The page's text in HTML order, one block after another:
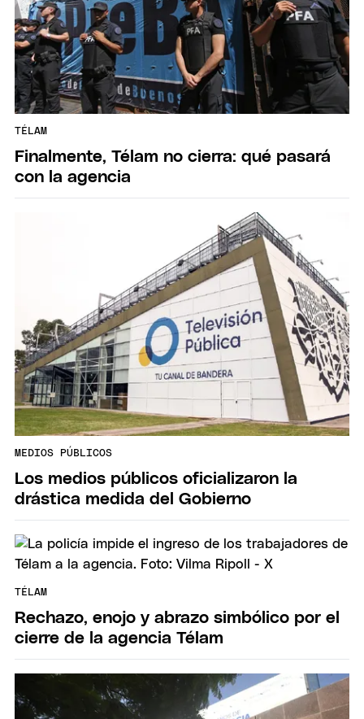
TÉLAM
Finalmente, Télam no cierra: qué pasará
con la agencia
MEDIOS PÚBLICOS
Los medios públicos oficializaron la
drástica medida del Gobierno
TÉLAM
Rechazo, enojo y abrazo simbólico por el
cierre de la agencia Télam